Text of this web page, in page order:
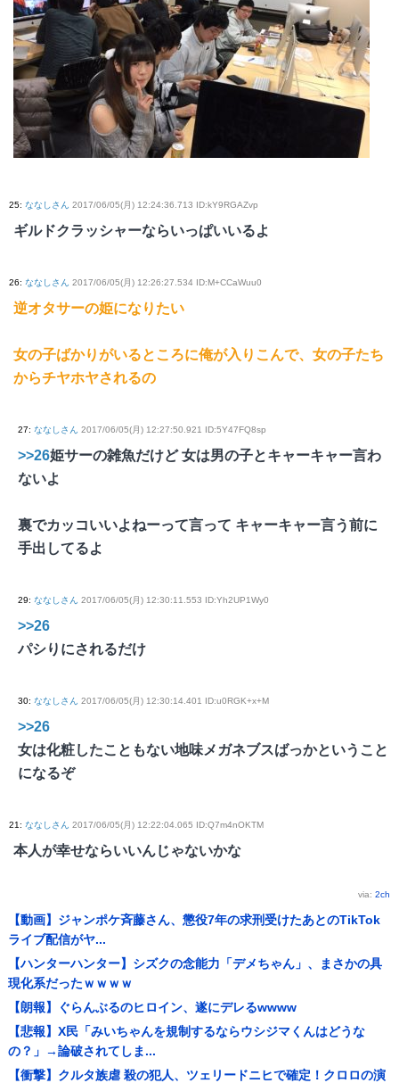
25: ななしさん 2017/06/05(月) 12:24:36.713 ID:kY9RGAZvp
ギルドクラッシャーならいっぱいいるよ
26: ななしさん 2017/06/05(月) 12:26:27.534 ID:M+CCaWuu0
逆オタサーの姫になりたい
女の子ばかりがいるところに俺が入りこんで、女の子たち
からチヤホヤされるの
27: ななしさん 2017/06/05(月) 12:27:50.921 ID:5Y47FQ8sp
>>26姫サーの雑魚だけど 女は男の子とキャーキャー言わ
ないよ
裏でカッコいいよねーって言って キャーキャー言う前に
手出してるよ
29: ななしさん 2017/06/05(月) 12:30:11.553 ID:Yh2UP1Wy0
>>26
パシりにされるだけ
30: ななしさん 2017/06/05(月) 12:30:14.401 ID:u0RGK+x+M
>>26
女は化粧したこともない地味メガネブスばっかということ
になるぞ
21: ななしさん 2017/06/05(月) 12:22:04.065 ID:Q7m4nOKTM
本人が幸せならいいんじゃないかな
via: 2ch
【動画】ジャンポケ斉藤さん、懲役7年の求刑受けたあとのTikTok
ライブ配信がヤ...
【ハンターハンター】シズクの念能力「デメちゃん」、まさかの具
現化系だったｗｗｗｗ
【朗報】ぐらんぶるのヒロイン、遂にデレるwwww
【悲報】X民「みいちゃんを規制するならウシジマくんはどうな
の？」→論破されてしま...
【衝撃】クルタ族虐 殺の犯人、ツェリードニヒで確定！クロロの演